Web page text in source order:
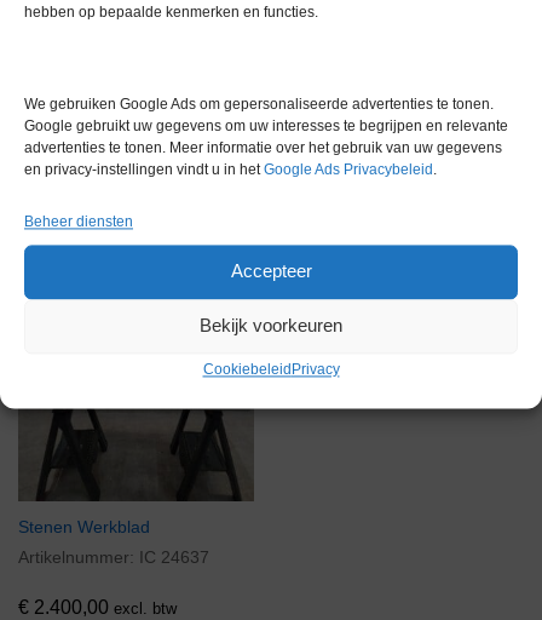
hebben op bepaalde kenmerken en functies.
We gebruiken Google Ads om gepersonaliseerde advertenties te tonen.
Google gebruikt uw gegevens om uw interesses te begrijpen en relevante
advertenties te tonen. Meer informatie over het gebruik van uw gegevens
en privacy-instellingen vindt u in hetGoogle Ads Privacybeleid .
Beheer diensten
Accepteer
Bekijk voorkeuren
Cookiebeleid Privacy
Gerelateerde producten
Stenen Werkblad
Artikelnummer: IC 24637
€ 2.400,00 excl. btw